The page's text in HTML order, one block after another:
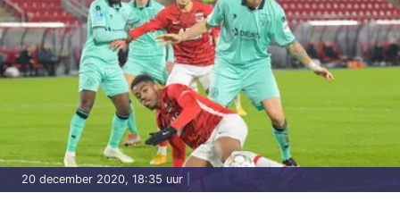
20 december 2020, 18:35 uur